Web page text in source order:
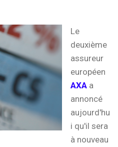
Le
deuxième
assureur
européen
AXA a
annoncé
aujourd'hu
i qu'il sera
à nouveau